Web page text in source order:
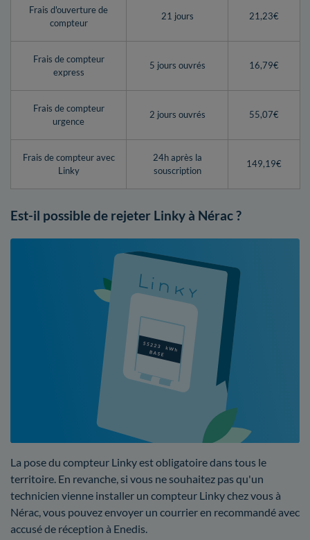
Frais d'ouverture de
compteur
21 jours 21,23€
Frais de compteur
express
5 jours ouvrés 16,79€
Frais de compteur
urgence
2 jours ouvrés 55,07€
Frais de compteur avec
Linky
24h après la
souscription
149,19€
Est-il possible de rejeter Linky à Nérac ?
La pose du compteur Linky est obligatoire dans tous le
territoire. En revanche, si vous ne souhaitez pas qu'un
technicien vienne installer un compteur Linky chez vous à
Nérac, vous pouvez envoyer un courrier en recommandé avec
accusé de réception à Enedis.